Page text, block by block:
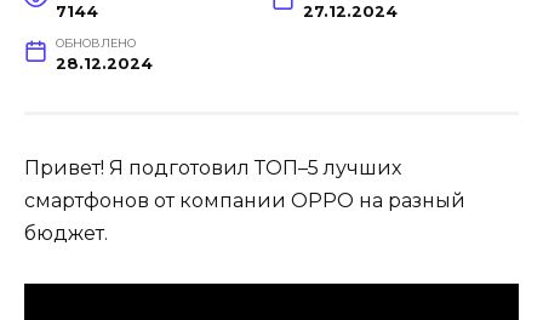
7144 27.12.2024
ОБНОВЛЕНО
28.12.2024
Привет! Я подготовил ТОП–5 лучших
смартфонов от компании OPPO на разный
бюджет.